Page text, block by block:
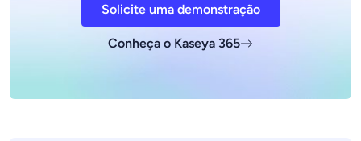
Solicite uma demonstração
Conheça o Kaseya 365